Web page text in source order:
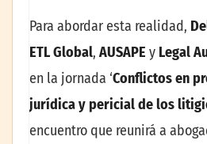
Para abordar esta realidad,
ETL Global, AUSAPE y Legal
en la jornada ‘Conflictos en
jurídica y pericial de los
encuentro que reunirá a